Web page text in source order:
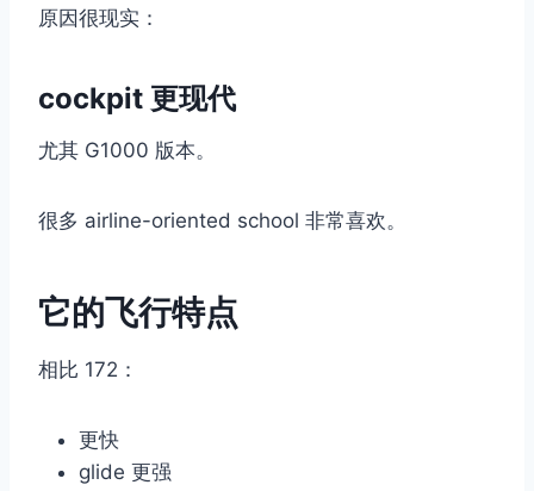
原因很现实：
cockpit 更现代
尤其 G1000 版本。
很多 airline-oriented school 非常喜欢。
它的飞行特点
相比 172：
更快
glide 更强